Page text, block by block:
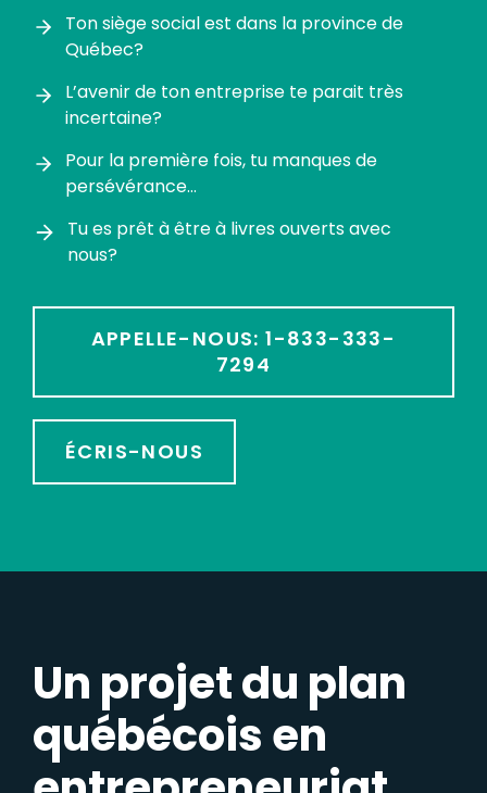
Ton siège social est dans la province de
Québec?
L’avenir de ton entreprise te parait très
incertaine?
Pour la première fois, tu manques de
persévérance…
Tu es prêt à être à livres ouverts avec
nous?
APPELLE-NOUS: 1-833-333-
7294
ÉCRIS-NOUS
Un projet du plan
québécois en